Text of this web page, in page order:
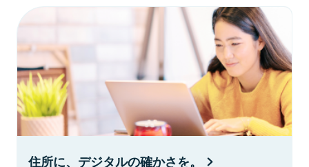
住所に、デジタルの確かさを。